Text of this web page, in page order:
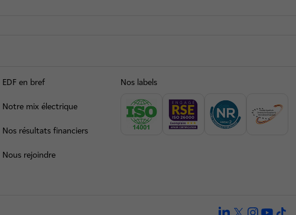
EDF en bref
Notre mix électrique
Nos résultats financiers
Nous rejoindre
Nos labels
linkedintwitterinstagram